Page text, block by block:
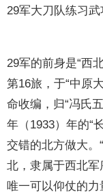
29军大刀队练习武
29军的前身是“西
第16旅，于“中原
命收编，归“冯氏
年（1933）年的“
交错的北方做大。
北，隶属于西北军
唯一可以仰仗的力